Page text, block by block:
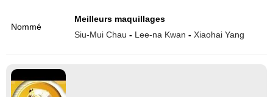
Nommé
Meilleurs maquillages
Siu-Mui Chau - Lee-na Kwan - Xiaohai Yang